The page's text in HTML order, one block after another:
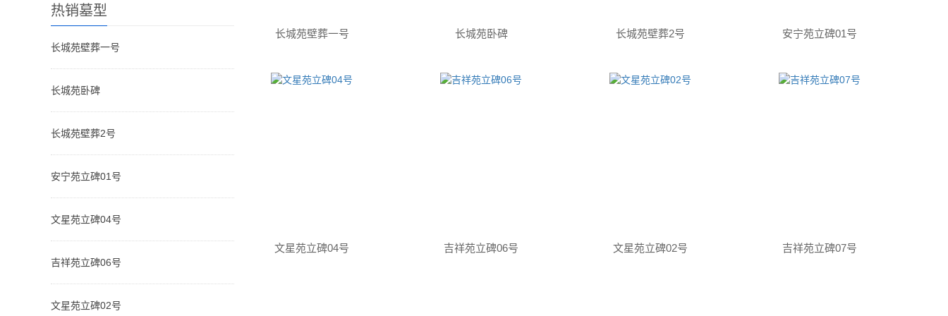
热销墓型
长城苑壁葬一号
长城苑卧碑
长城苑壁葬2号
安宁苑立碑01号
文星苑立碑04号
吉祥苑立碑06号
文星苑立碑02号
长城苑壁葬一号 长城苑卧碑 长城苑壁葬2号 安宁苑立碑01号
文星苑立碑04号 吉祥苑立碑06号 文星苑立碑02号 吉祥苑立碑07号